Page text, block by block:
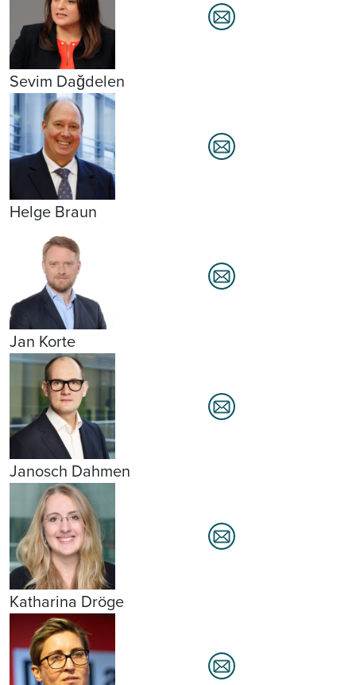
Sevim Dağdelen
Helge Braun
Jan Korte
Janosch Dahmen
Katharina Dröge